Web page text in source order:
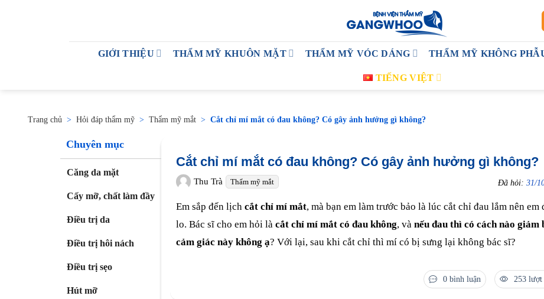
GIỚI THIỆU THẨM MỸ KHUÔN MẶT THẨM MỸ VÓC DÁNG THẨM MỸ KHÔNG
TIẾNG VIỆT
Trang chủ > Hỏi đáp thẩm mỹ > Thẩm mỹ mắt > Cắt chỉ mí mắt có đau không? Có gây ảnh hưởng gì không?
Chuyên mục
Căng da mặt
Cấy mỡ, chất làm đầy
Điều trị da
Điều trị hôi nách
Điều trị sẹo
Hút mỡ
Cắt chỉ mí mắt có đau không? Có gây ảnh hưởng gì không?
Thu Trà Thẩm mỹ mắt Đã hỏi: 31/
Em sắp đến lịch cắt chỉ mí mắt, mà bạn em làm trước bảo là lúc cắt chỉ đau lắm nên em
lo. Bác sĩ cho em hỏi là cắt chỉ mí mắt có đau không, và nếu đau thì có cách nào giảm
cảm giác này không ạ? Với lại, sau khi cắt chỉ thì mí có bị sưng lại không bác sĩ?
0 bình luận 253 lượt